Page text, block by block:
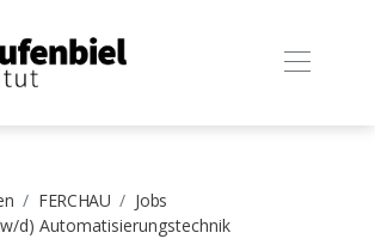
FERCHAU
Jobs
d) Automatisierungstechnik